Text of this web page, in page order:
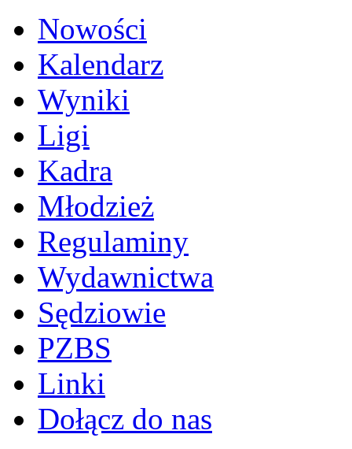
Nowości
Kalendarz
Wyniki
Ligi
Kadra
Młodzież
Regulaminy
Wydawnictwa
Sędziowie
PZBS
Linki
Dołącz do nas